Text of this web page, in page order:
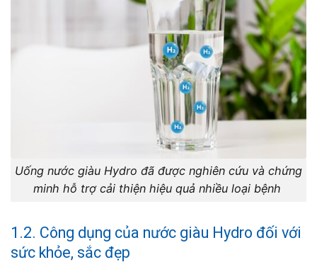
Uống nước giàu Hydro đã được nghiên cứu và chứng
minh hỗ trợ cải thiện hiệu quả nhiều loại bệnh
1.2. Công dụng của nước giàu Hydro đối với
sức khỏe, sắc đẹp